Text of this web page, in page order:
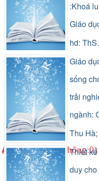
:Khoá
Giáo
hd:
(1) (Lượt lưu thông:0)
Giáo
sống
trải
ngành:
Thu
(1) (Lượt lưu thông:0)
Thiết
duy